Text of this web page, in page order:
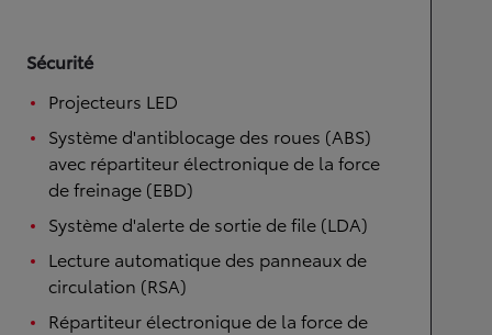
Sécurité
Projecteurs LED
Système d'antiblocage des roues (ABS)
avec répartiteur électronique de la force
de freinage (EBD)
Système d'alerte de sortie de file (LDA)
Lecture automatique des panneaux de
circulation (RSA)
Répartiteur électronique de la force de